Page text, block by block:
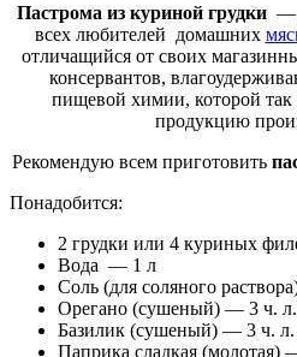
Пастрома из куриной грудки—
всех любителей домашних
отличащийся от своих
консервантов,
пищевой химии, которой
продукцию
Рекомендую всем приготовить
Понадобится:
2 грудки или 4 куриных
Вода — 1 л
Соль (для соляного
Орегано (сушеный) — 3 ч. л.
Базилик (сушеный) — 3 ч. л.
Паприка сладкая (молотая)